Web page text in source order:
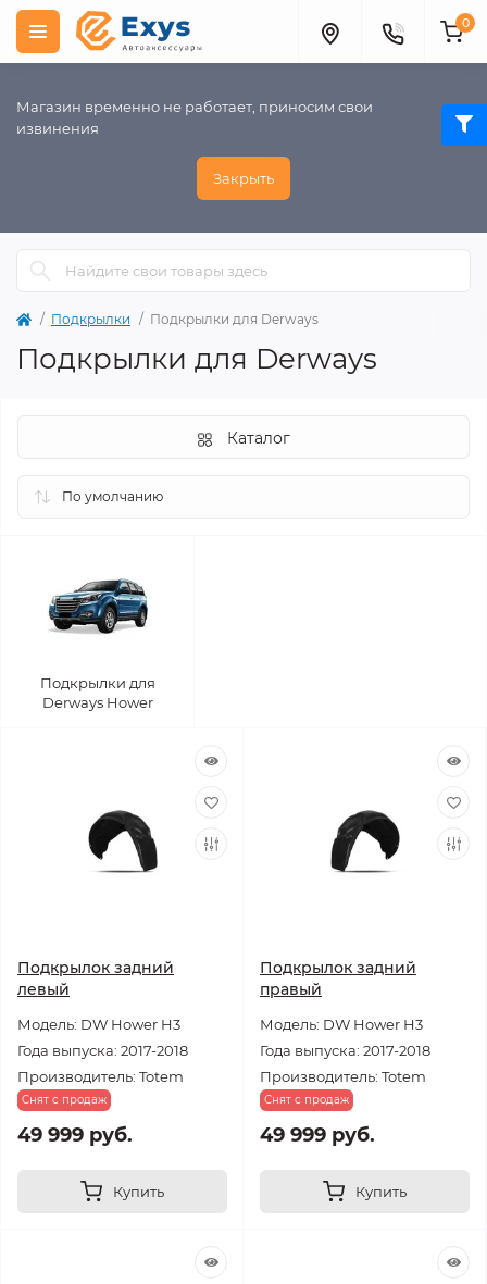
Магазин временно не работает, приносим свои
извинения
Закрыть
0
Подкрылки Подкрылки для Derways
Подкрылки для Derways
Каталог
Подкрылки для
Derways Hower
Подкрылок задний
левый
Модель: DW Hower H3
Года выпуска: 2017-2018
Производитель: Totem
Снят с продаж
49 999 руб.
Купить
Подкрылок задний
правый
Модель: DW Hower H3
Года выпуска: 2017-2018
Производитель: Totem
Снят с продаж
49 999 руб.
Купить